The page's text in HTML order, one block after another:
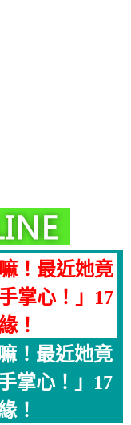
！最近她竟
掌心！」17
！
！最近她竟
掌心！」17
！